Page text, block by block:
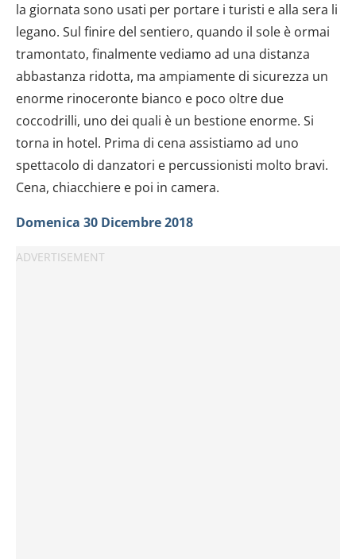
la giornata sono usati per portare i turisti e alla sera li
legano. Sul finire del sentiero, quando il sole è ormai
tramontato, finalmente vediamo ad una distanza
abbastanza ridotta, ma ampiamente di sicurezza un
enorme rinoceronte bianco e poco oltre due
coccodrilli, uno dei quali è un bestione enorme. Si
torna in hotel. Prima di cena assistiamo ad uno
spettacolo di danzatori e percussionisti molto bravi.
Cena, chiacchiere e poi in camera.
Domenica 30 Dicembre 2018